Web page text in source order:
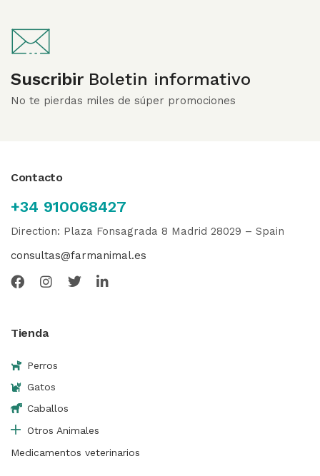
Suscribir Boletin informativo
No te pierdas miles de súper promociones
Contacto
+34 910068427
Direction: Plaza Fonsagrada 8 Madrid 28029 – Spain
consultas@farmanimal.es
Tienda
Perros
Gatos
Caballos
Otros Animales
Medicamentos veterinarios